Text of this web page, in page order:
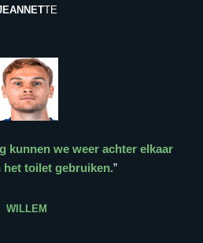
TE
kunnen we weer achter elkaar
het toilet gebruiken.”
WILLEM